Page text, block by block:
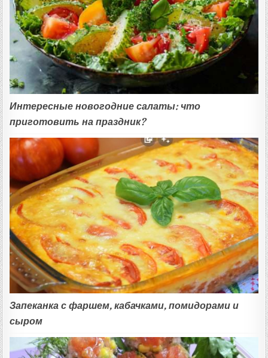
Интересные новогодние салаты: что
приготовить на праздник?
Запеканка с фаршем, кабачками, помидорами и
сыром